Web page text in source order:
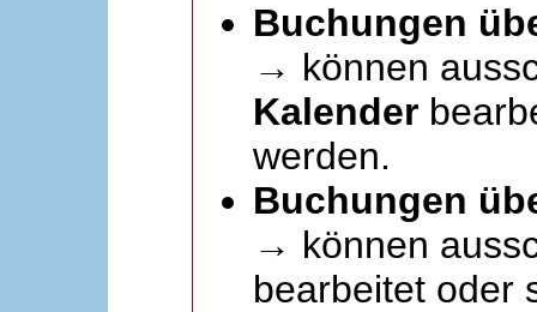
Buchungen
→ können
Kalender
werden.
Buchungen
→ können
bearbeitet oder